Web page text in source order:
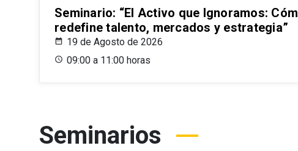
Seminario: “El Activo que Ignoramos:
redefine talento, mercados y estrategia”
19 de Agosto de 2026
09:00 a 11:00 horas
Seminarios